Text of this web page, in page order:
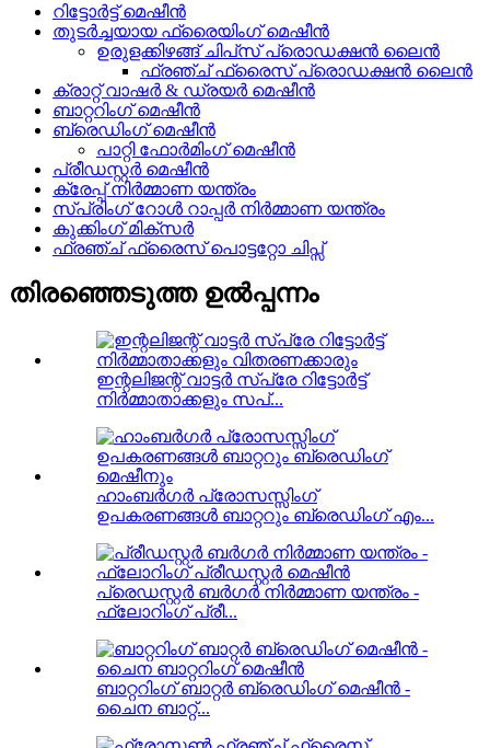
റിട്ടോർട്ട് മെഷീൻ
തുടർച്ചയായ ഫ്രൈയിംഗ് മെഷീൻ
ഉരുളക്കിഴങ്ങ് ചിപ്‌സ് പ്രൊഡക്ഷൻ ലൈൻ
ഫ്രഞ്ച് ഫ്രൈസ് പ്രൊഡക്ഷൻ ലൈൻ
ക്രാറ്റ് വാഷർ & ഡ്രയർ മെഷീൻ
ബാറ്ററിംഗ് മെഷീൻ
ബ്രെഡിംഗ് മെഷീൻ
പാറ്റി ഫോർമിംഗ് മെഷീൻ
പ്രീഡസ്റ്റർ മെഷീൻ
ക്രേപ്പ് നിർമ്മാണ യന്ത്രം
സ്പ്രിംഗ് റോൾ റാപ്പർ നിർമ്മാണ യന്ത്രം
കുക്കിംഗ് മിക്സർ
ഫ്രഞ്ച് ഫ്രൈസ് പൊട്ടറ്റോ ചിപ്സ്
തിരഞ്ഞെടുത്ത ഉൽപ്പന്നം
ഇന്റലിജന്റ് വാട്ടർ സ്പ്രേ റിട്ടോർട്ട്
നിർമ്മാതാക്കളും സപ്...
ഹാംബർഗർ പ്രോസസ്സിംഗ്
ഉപകരണങ്ങൾ ബാറ്ററും ബ്രെഡിംഗ് എം...
പ്രെഡസ്റ്റർ ബർഗർ നിർമ്മാണ യന്ത്രം -
ഫ്ലോറിംഗ് പ്രീ...
ബാറ്ററിംഗ് ബാറ്റർ ബ്രെഡിംഗ് മെഷീൻ -
ചൈന ബാറ്റ്...